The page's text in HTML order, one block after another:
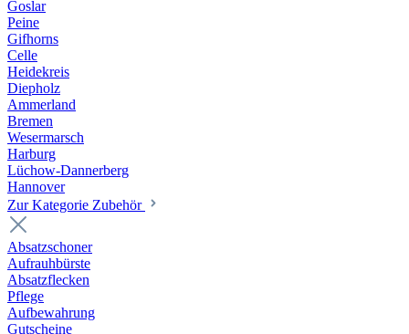
Goslar
Peine
Gifhorns
Celle
Heidekreis
Diepholz
Ammerland
Bremen
Wesermarsch
Harburg
Lüchow-Dannerberg
Hannover
Zur Kategorie Zubehör
Absatzschoner
Aufrauhbürste
Absatzflecken
Pflege
Aufbewahrung
Gutscheine